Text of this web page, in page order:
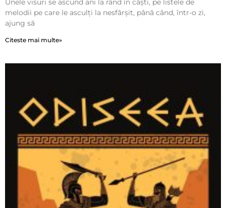
Unele visuri se ascund ani la rând în căști, pe listele de
melodii pe care le asculți la nesfârșit, până când, într-o zi,
ajung să
Citeste mai multe»